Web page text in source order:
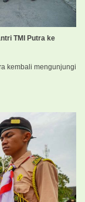
TMI Putra ke
kembali mengunjungi